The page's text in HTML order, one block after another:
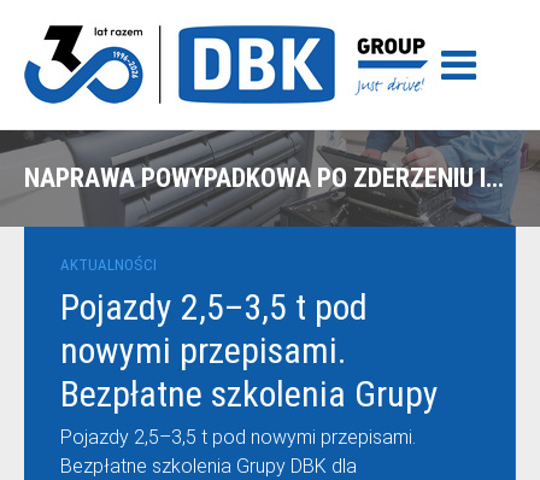
NAPRAWA POWYPADKOWA PO ZDERZENIU IVECO DAILY Z MASZYNĄ ROLNICZĄ – OLSZTYN
AKTUALNOŚCI
Pojazdy 2,5–3,5 t pod
nowymi przepisami.
Bezpłatne szkolenia Grupy
DBK dla przewoźników
Pojazdy 2,5–3,5 t pod nowymi przepisami.
Bezpłatne szkolenia Grupy DBK dla